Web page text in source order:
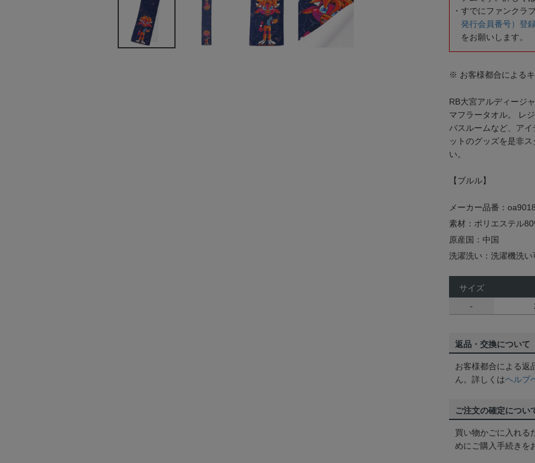
すでにファンクラ
発行会員番号）登
をお願いします。
※ お客様都合による
RB大宮アルディージ
マフラータオル。 レ
バスルームなど、ア
ットのグッズを是非
い。
【ブルル】
メーカー品番：
素材：ポリエステル
原産国：中国
洗濯洗い：洗濯機洗い
サイズ
-
返品・交換について
お客様都合による返
ん。詳しくはヘルプ
ご注文の確定につい
買い物かごに入れる
めにご購入手続きを